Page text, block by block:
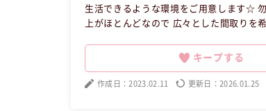
生活できるような環境をご用意します☆ 勿論単身者も歓迎してます♪ こ
上がほとんどなので 広々とした間取りを希望の方にも最適です＾＾ 出張面
たい事が見つかったら、応援致します。 皆さんが働きやすい環境は整ってます！！ 【昼職・転職・求人】 この昼職求人は
キープする
作成日：2023.02.11 更新日：2026.01.25